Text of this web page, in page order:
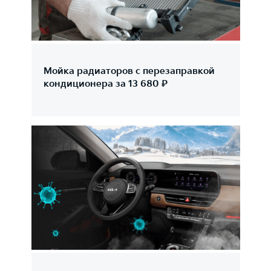
Мойка радиаторов с перезаправкой
кондиционера за 13 680 ₽